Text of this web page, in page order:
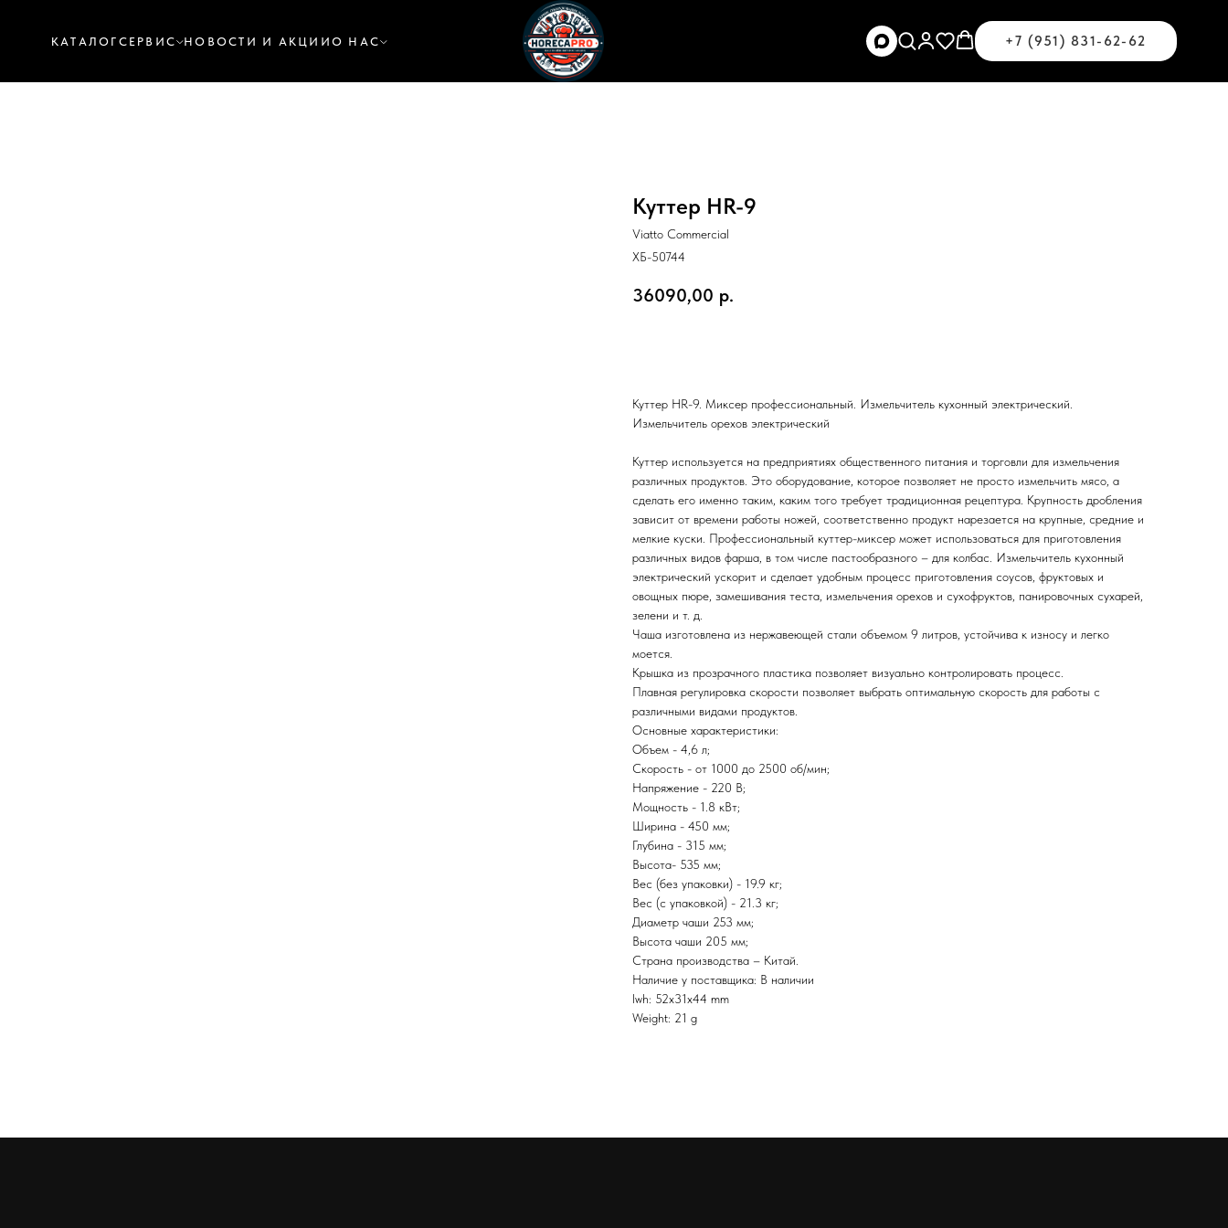
КАТАЛОГСЕРВИС НОВОСТИ И АКЦИИ О НАС +7 (951) 831-62-62
Куттер HR-9
Viatto Commercial
ХБ-50744
36090,00 р.
Куттер HR-9. Миксер профессиональный. Измельчитель кухонный электрический.
Измельчитель орехов электрический
Куттер используется на предприятиях общественного питания и торговли для измельчения
различных продуктов. Это оборудование, которое позволяет не просто измельчить мясо, а
сделать его именно таким, каким того требует традиционная рецептура. Крупность дробления
зависит от времени работы ножей, соответственно продукт нарезается на крупные, средние и
мелкие куски. Профессиональный куттер-миксер может использоваться для приготовления
различных видов фарша, в том числе пастообразного – для колбас. Измельчитель кухонный
электрический ускорит и сделает удобным процесс приготовления соусов, фруктовых и
овощных пюре, замешивания теста, измельчения орехов и сухофруктов, панировочных сухарей,
зелени и т. д.
Чаша изготовлена из нержавеющей стали объемом 9 литров, устойчива к износу и легко
моется.
Крышка из прозрачного пластика позволяет визуально контролировать процесс.
Плавная регулировка скорости позволяет выбрать оптимальную скорость для работы с
различными видами продуктов.
Основные характеристики:
Объем - 4,6 л;
Скорость - от 1000 до 2500 об/мин;
Напряжение - 220 В;
Мощность - 1.8 кВт;
Ширина - 450 мм;
Глубина - 315 мм;
Высота- 535 мм;
Вес (без упаковки) - 19.9 кг;
Вес (с упаковкой) - 21.3 кг;
Диаметр чаши 253 мм;
Высота чаши 205 мм;
Страна производства – Китай.
Наличие у поставщика: В наличии
lwh: 52x31x44 mm
Weight: 21 g